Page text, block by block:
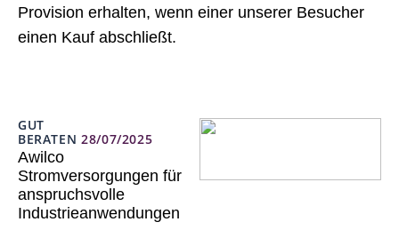
Provision erhalten, wenn einer unserer Besucher
einen Kauf abschließt.
GUT
BERATEN 28/07/2025
Awilco
Stromversorgungen für
anspruchsvolle
Industrieanwendungen